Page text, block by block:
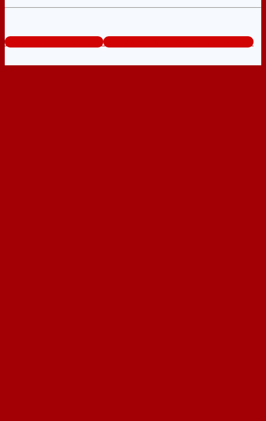
www.cuanhuavango.com Tổng đài tư vấn miễn phí: 0824.400.400